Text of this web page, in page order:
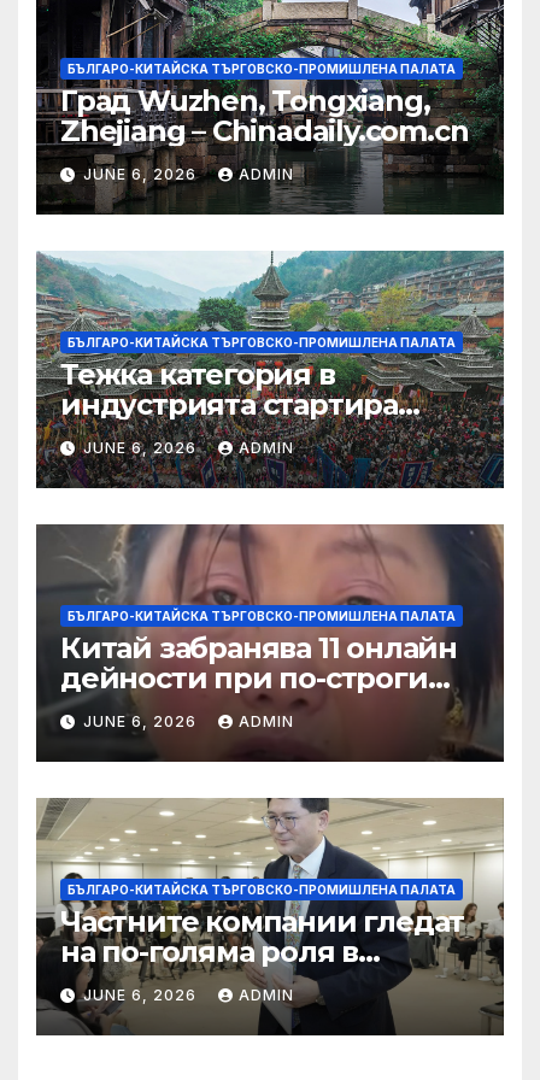
БЪЛГАРО-КИТАЙСКА ТЪРГОВСКО-ПРОМИШЛЕНА ПАЛАТА
Град Wuzhen, Tongxiang,
Zhejiang – Chinadaily.com.cn
JUNE 6, 2026 ADMIN
БЪЛГАРО-КИТАЙСКА ТЪРГОВСКО-ПРОМИШЛЕНА ПАЛАТА
Тежка категория в
индустрията стартира
алианс за космическа
слънчева енергия
JUNE 6, 2026 ADMIN
БЪЛГАРО-КИТАЙСКА ТЪРГОВСКО-ПРОМИШЛЕНА ПАЛАТА
Китай забранява 11 онлайн
дейности при по-строги
правила за ограничаване на
слуховете и
кибернасилниците
JUNE 6, 2026 ADMIN
БЪЛГАРО-КИТАЙСКА ТЪРГОВСКО-ПРОМИШЛЕНА ПАЛАТА
Частните компании гледат
на по-голяма роля в
стратегическата
енергетика
JUNE 6, 2026 ADMIN